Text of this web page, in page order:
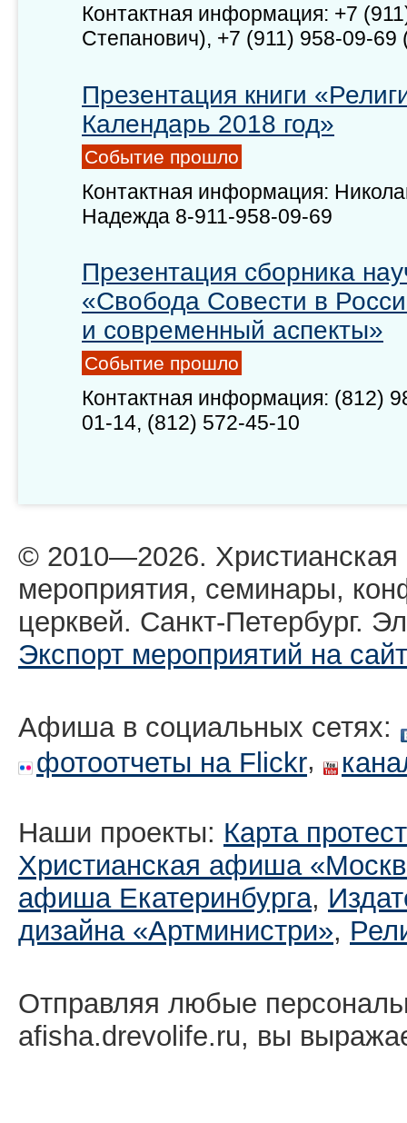
Контактная информация: +7
Степанович), +7 (911) 958-09-
Презентация книги
Календарь 2018 год»
Событие прошло
Контактная информация:
Надежда 8-911-958-09-69
Презентация сборника
«Свобода Совести в
и современный аспекты»
Событие прошло
Контактная информация: (812)
01-14, (812) 572-45-10
© 2010—2026.
мероприятия, семинары,
церквей. Санкт-Петербург.
Экспорт мероприятий на сайт
Афиша в социальных сетях:
фотоотчеты на Flickr,
Наши проекты: Карта
Христианская афиша
афиша Екатеринбургa,
дизайна «Артминистри»,
Отправляя любые
afisha.drevolife.ru, вы